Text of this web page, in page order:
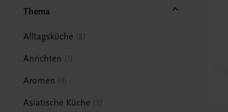
Thema
Alltagsküche 8
Anrichten 1
Aromen 4
Asiatische Küche 5